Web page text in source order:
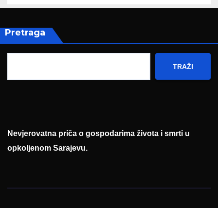
Pretraga
TRAŽI
Nevjerovatna priča o gospodarima života i smrti u
opkoljenom Sarajevu.